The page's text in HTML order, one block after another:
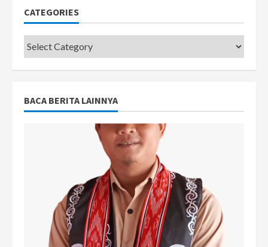
CATEGORIES
Categories
BACA BERITA LAINNYA